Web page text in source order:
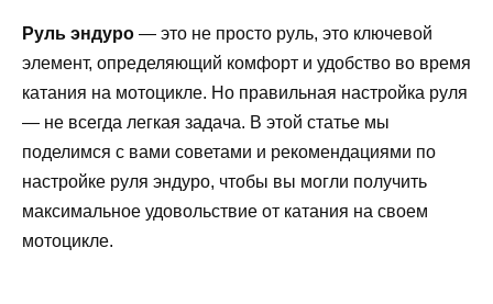
Руль эндуро — это не просто руль, это ключевой
элемент, определяющий комфорт и удобство во время
катания на мотоцикле. Но правильная настройка руля
— не всегда легкая задача. В этой статье мы
поделимся с вами советами и рекомендациями по
настройке руля эндуро, чтобы вы могли получить
максимальное удовольствие от катания на своем
мотоцикле.